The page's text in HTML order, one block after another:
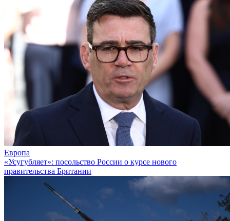
Европа
«Усугубляет»: посольство России о курсе нового
правительства Британии